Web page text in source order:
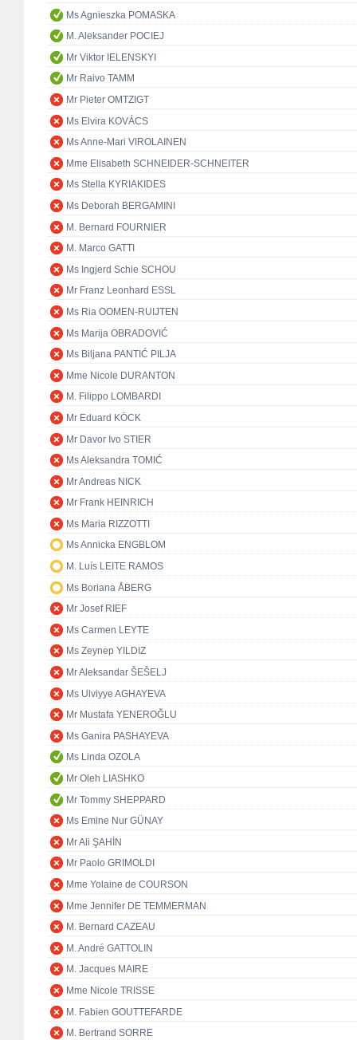
Ms Agnieszka POMASKA
M. Aleksander POCIEJ
Mr Viktor IELENSKYI
Mr Raivo TAMM
Mr Pieter OMTZIGT
Ms Elvira KOVÁCS
Ms Anne-Mari VIROLAINEN
Mme Elisabeth SCHNEIDER-SCHNEITER
Ms Stella KYRIAKIDES
Ms Deborah BERGAMINI
M. Bernard FOURNIER
M. Marco GATTI
Ms Ingjerd Schie SCHOU
Mr Franz Leonhard ESSL
Ms Ria OOMEN-RUIJTEN
Ms Marija OBRADOVIĆ
Ms Biljana PANTIĆ PILJA
Mme Nicole DURANTON
M. Filippo LOMBARDI
Mr Eduard KÖCK
Mr Davor Ivo STIER
Ms Aleksandra TOMIĆ
Mr Andreas NICK
Mr Frank HEINRICH
Ms Maria RIZZOTTI
Ms Annicka ENGBLOM
M. Luís LEITE RAMOS
Ms Boriana ÅBERG
Mr Josef RIEF
Ms Carmen LEYTE
Ms Zeynep YILDIZ
Mr Aleksandar ŠEŠELJ
Ms Ulviyye AGHAYEVA
Mr Mustafa YENEROĞLU
Ms Ganira PASHAYEVA
Ms Linda OZOLA
Mr Oleh LIASHKO
Mr Tommy SHEPPARD
Ms Emine Nur GÜNAY
Mr Ali ŞAHİN
Mr Paolo GRIMOLDI
Mme Yolaine de COURSON
Mme Jennifer DE TEMMERMAN
M. Bernard CAZEAU
M. André GATTOLIN
M. Jacques MAIRE
Mme Nicole TRISSE
M. Fabien GOUTTEFARDE
M. Bertrand SORRE